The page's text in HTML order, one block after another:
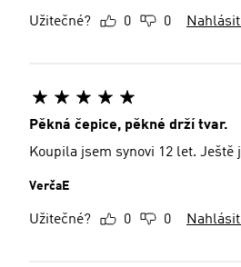
Užitečné? 0 0
Pěkná čepice, pěkné drží tvar.
Koupila jsem synovi 12 let.
VerčaE
Užitečné? 0 0